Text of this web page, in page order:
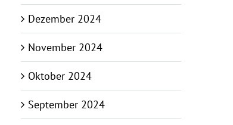
Dezember 2024
November 2024
Oktober 2024
September 2024